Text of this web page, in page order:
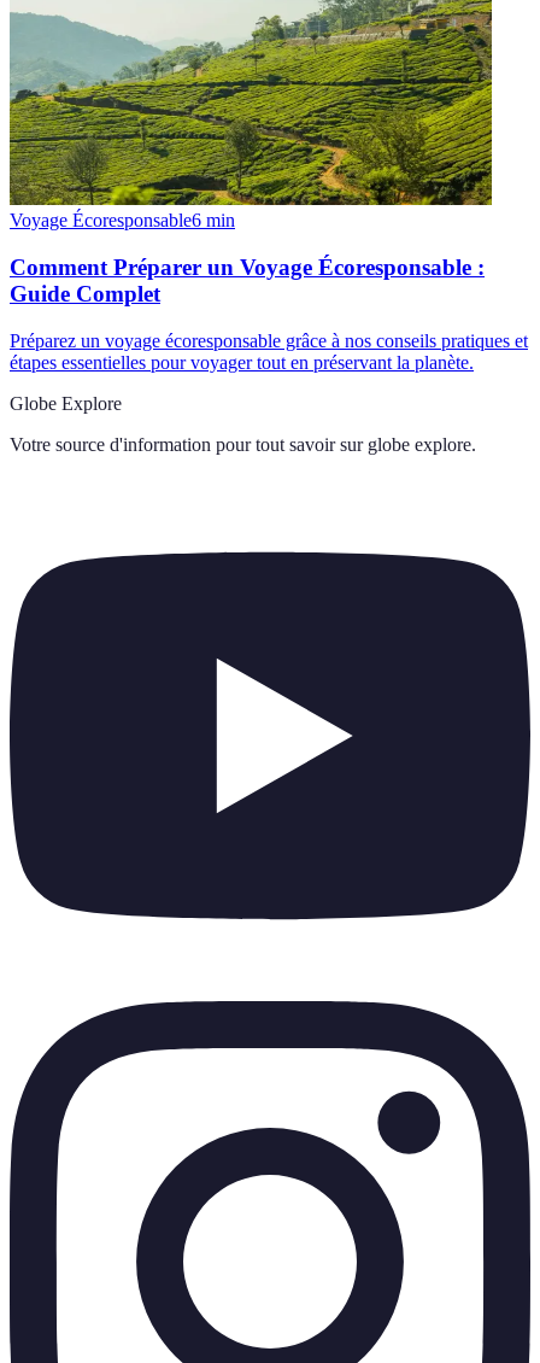
Voyage Écoresponsable6 min
Comment Préparer un Voyage Écoresponsable :
Guide Complet
Préparez un voyage écoresponsable grâce à nos conseils pratiques et
étapes essentielles pour voyager tout en préservant la planète.
Globe Explore
Votre source d'information pour tout savoir sur globe explore.